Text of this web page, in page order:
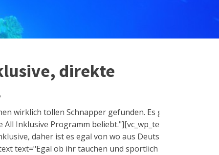
direkte
wirklich tollen Schnapper gefunden. Es gäbe auch
Inklusive Programm beliebt."][vc_wp_text text="Ihr
daher ist es egal von wo aus Deutschland ihr
text="Egal ob ihr tauchen und sportlich sein wollt